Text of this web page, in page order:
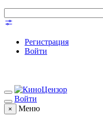
Регистрация
Войти
Войти
× Меню